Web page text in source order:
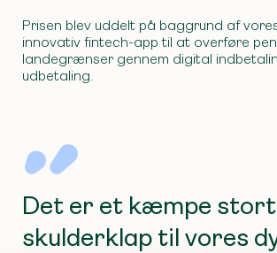
Prisen blev uddelt på baggrund af
innovativ fintech-app til at overføre
landegrænser gennem digital
udbetaling.
Det er et kæmpe stort
skulderklap til vores